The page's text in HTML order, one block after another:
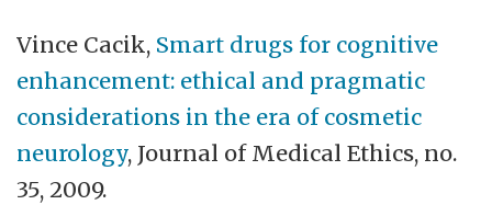
Vince Cacik, Smart drugs for cognitive
enhancement: ethical and pragmatic
considerations in the era of cosmetic
neurology, Journal of Medical Ethics, no.
35, 2009.